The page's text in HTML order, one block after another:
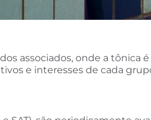
associados, onde a tônica
e interesses de cada